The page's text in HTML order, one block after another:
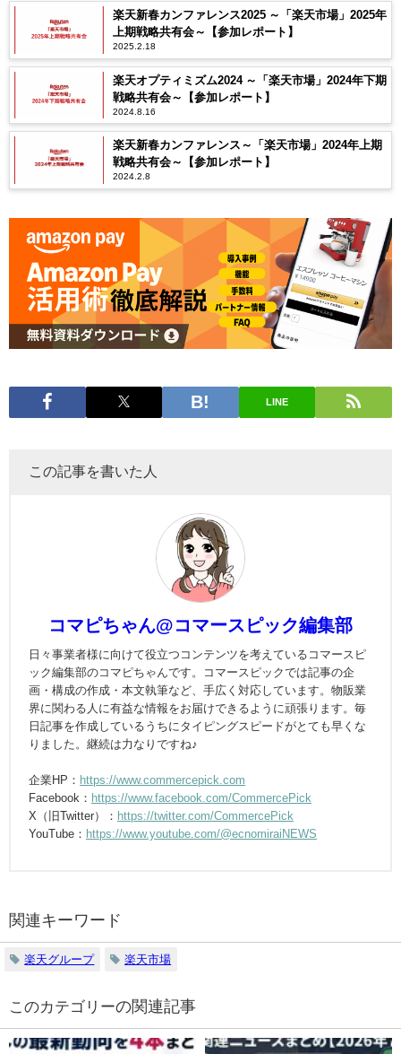
楽天新春カンファレンス2025 ～「楽天市場」2025年
上期戦略共有会～【参加レポート】
2025.2.18
楽天オプティミズム2024 ～「楽天市場」2024年下期
戦略共有会～【参加レポート】
2024.8.16
楽天新春カンファレンス～「楽天市場」2024年上期
戦略共有会～【参加レポート】
2024.2.8
LINE
この記事を書いた人
コマピちゃん@コマースピック編集部
日々事業者様に向けて役立つコンテンツを考えているコマースピ
ック編集部のコマピちゃんです。コマースピックでは記事の企
画・構成の作成・本文執筆など、手広く対応しています。物販業
界に関わる人に有益な情報をお届けできるように頑張ります。毎
日記事を作成しているうちにタイピングスピードがとても早くな
りました。継続は力なりですね♪
企業HP： https://www.commercepick.com
Facebook： https://www.facebook.com/CommercePick
X（旧Twitter）： https://twitter.com/CommercePick
YouTube： https://www.youtube.com/@ecnomiraiNEWS
関連キーワード
楽天グループ 楽天市場
の関連記事